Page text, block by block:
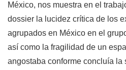
México, nos muestra en el
dossier la lucidez crítica de los
agrupados en México en el
así como la fragilidad de un
angostaba conforme concluía la